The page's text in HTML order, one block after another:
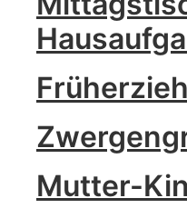
Mutter-